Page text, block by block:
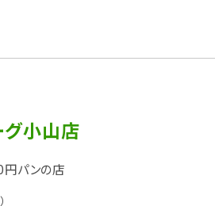
グ小山店
パンの店